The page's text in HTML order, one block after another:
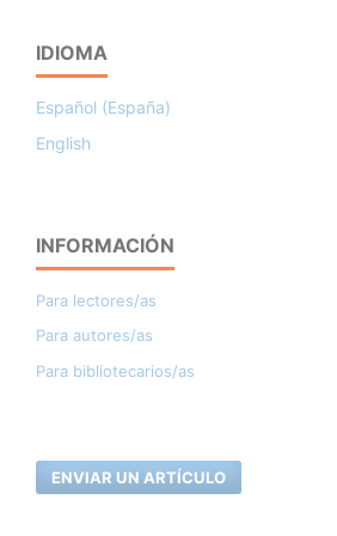
IDIOMA
Español (España)
English
INFORMACIÓN
Para lectores/as
Para autores/as
Para bibliotecarios/as
ENVIAR UN ARTÍCULO